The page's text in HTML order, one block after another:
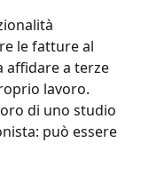
le fatture al
affidare a terze
lavoro.
di uno studio
può essere